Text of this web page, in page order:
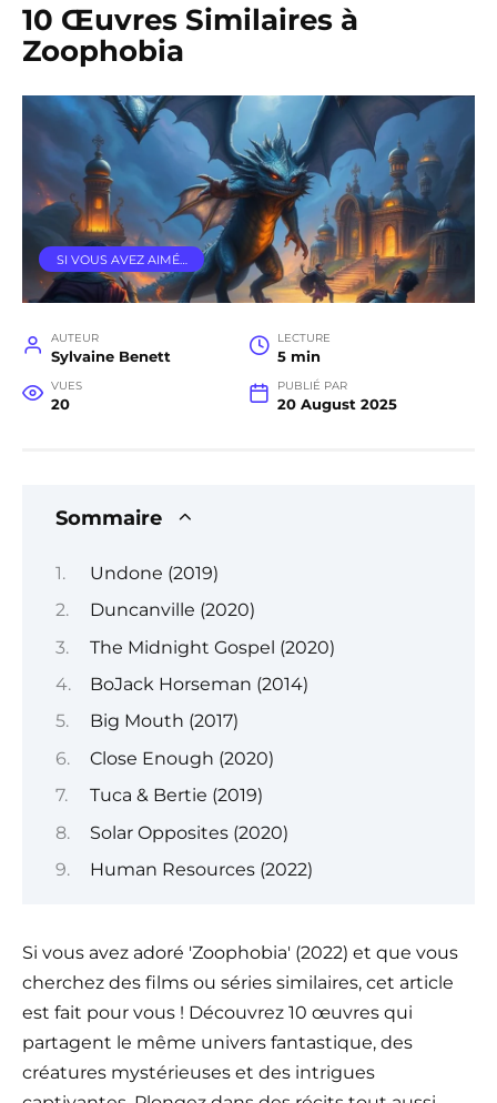
10 Œuvres Similaires à
Zoophobia
SI VOUS AVEZ AIMÉ…
AUTEUR
Sylvaine Benett
LECTURE
5 min
VUES
20
PUBLIÉ PAR
20 August 2025
Sommaire
Undone (2019)
Duncanville (2020)
The Midnight Gospel (2020)
BoJack Horseman (2014)
Big Mouth (2017)
Close Enough (2020)
Tuca & Bertie (2019)
Solar Opposites (2020)
Human Resources (2022)
Si vous avez adoré 'Zoophobia' (2022) et que vous
cherchez des films ou séries similaires, cet article
est fait pour vous ! Découvrez 10 œuvres qui
partagent le même univers fantastique, des
créatures mystérieuses et des intrigues